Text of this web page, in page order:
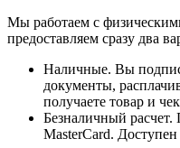
Мы работаем с
предоставляем сразу два
Наличные. Вы
документы,
получаете товар и
Безналичный
MasterCard. Доступен